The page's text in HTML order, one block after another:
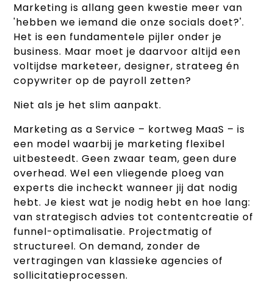
Marketing is allang geen kwestie meer van
'hebben we iemand die onze socials doet?'.
Het is een fundamentele pijler onder je
business. Maar moet je daarvoor altijd een
voltijdse marketeer, designer, strateeg én
copywriter op de payroll zetten?
Niet als je het slim aanpakt.
Marketing as a Service – kortweg MaaS – is
een model waarbij je marketing flexibel
uitbesteedt. Geen zwaar team, geen dure
overhead. Wel een vliegende ploeg van
experts die incheckt wanneer jij dat nodig
hebt. Je kiest wat je nodig hebt en hoe lang:
van strategisch advies tot contentcreatie of
funnel-optimalisatie. Projectmatig of
structureel. On demand, zonder de
vertragingen van klassieke agencies of
sollicitatieprocessen.